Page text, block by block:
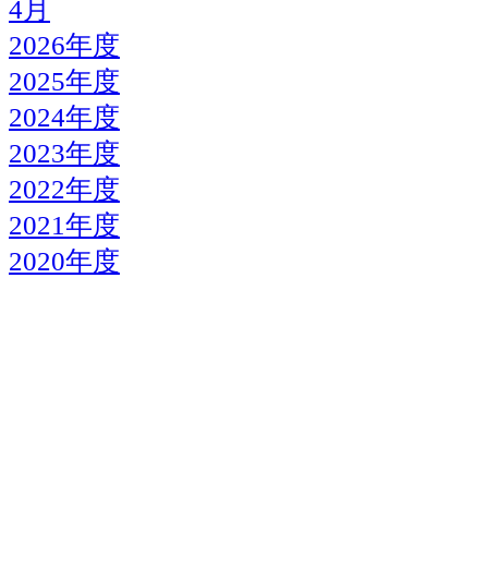
4月
2026年度
2025年度
2024年度
2023年度
2022年度
2021年度
2020年度